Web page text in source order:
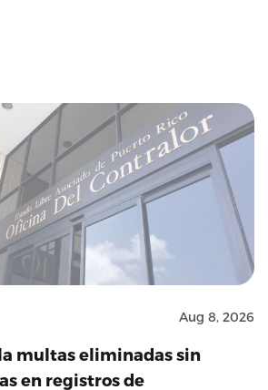
Aug 8, 2026
multas eliminadas sin
en registros de